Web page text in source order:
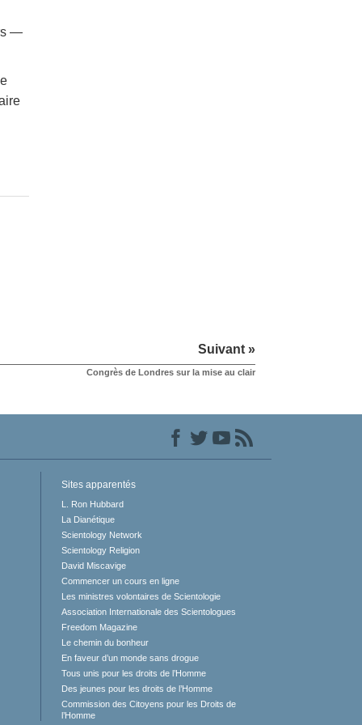
—
Suivant »
Congrès de Londres sur la mise au clair
Sites apparentés
L. Ron Hubbard
La Dianétique
Scientology Network
Scientology Religion
David Miscavige
Commencer un cours en ligne
Les ministres volontaires de Scientologie
Association Internationale des Scientologues
Freedom Magazine
Le chemin du bonheur
En faveur d’un monde sans drogue
Tous unis pour les droits de l’Homme
Des jeunes pour les droits de l’Homme
Commission des Citoyens pour les Droits de
l’Homme